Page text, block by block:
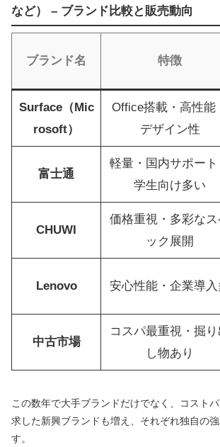
など） – ブランド比較と販売動向
ブランド名 特徴
Surface（Mic
rosoft）
Office搭載・高性能
デザイン性
富士通
軽量・国内サポート
学生向け多い
CHUWI
価格重視・多彩な
ック展開
Lenovo 安心性能・企業導入
中古市場
コスパ最重視・掘り
し物あり
この数年で大手ブランドだけでなく、コスト
求した新興ブランドも増え、それぞれ独自の
す。